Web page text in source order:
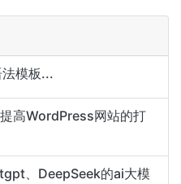
模板...
高WordPress网站的打
、DeepSeek的ai大模